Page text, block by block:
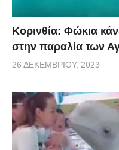
Κορινθία: Φώκια
στην παραλία των
26 ΔΕΚΕΜΒΡΊΟΥ, 2023